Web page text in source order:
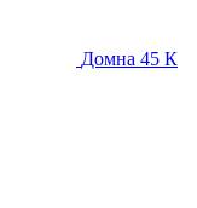
Домна 45 К